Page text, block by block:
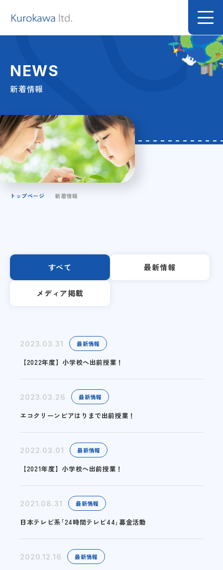
NEWS
新着情報
トップページ 新着情報
すべて 最新情報
メディア掲載
2023.03.31 最新情報
【2022年度】小学校へ出前授業！
2023.03.26 最新情報
エコクリーンピアはりまで出前授業！
2022.03.01 最新情報
【2021年度】小学校へ出前授業！
2021.08.31 最新情報
日本テレビ系｢24時間テレビ44｣募金活動
2020.12.16 最新情報